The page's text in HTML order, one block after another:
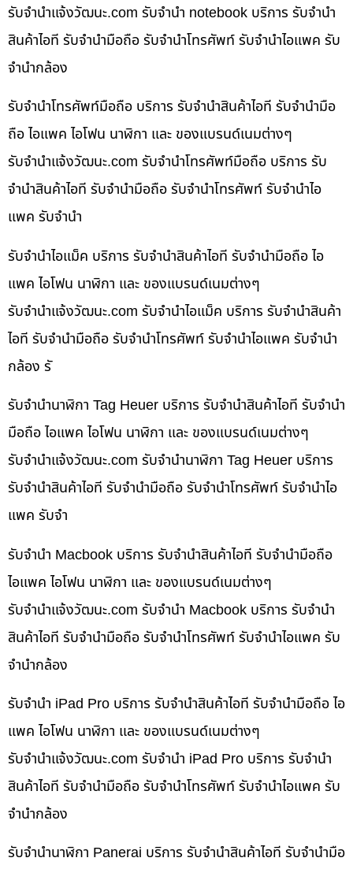
รับจํานําแจ้งวัฒนะ.com รับจำนำ notebook บริการ รับจำนำ
สินค้าไอที รับจำนำมือถือ รับจำนำโทรศัพท์ รับจำนำไอแพค รับ
จำนำกล้อง
รับจำนำโทรศัพท์มือถือ บริการ รับจำนำสินค้าไอที รับจำนำมือ
ถือ ไอแพค ไอโฟน นาฬิกา และ ของแบรนด์เนมต่างๆ
รับจํานําแจ้งวัฒนะ.com รับจำนำโทรศัพท์มือถือ บริการ รับ
จำนำสินค้าไอที รับจำนำมือถือ รับจำนำโทรศัพท์ รับจำนำไอ
แพค รับจำนำ
รับจำนำไอแม็ค บริการ รับจำนำสินค้าไอที รับจำนำมือถือ ไอ
แพค ไอโฟน นาฬิกา และ ของแบรนด์เนมต่างๆ
รับจํานําแจ้งวัฒนะ.com รับจำนำไอแม็ค บริการ รับจำนำสินค้า
ไอที รับจำนำมือถือ รับจำนำโทรศัพท์ รับจำนำไอแพค รับจำนำ
กล้อง รั
รับจำนำนาฬิกา Tag Heuer บริการ รับจำนำสินค้าไอที รับจำนำ
มือถือ ไอแพค ไอโฟน นาฬิกา และ ของแบรนด์เนมต่างๆ
รับจํานําแจ้งวัฒนะ.com รับจำนำนาฬิกา Tag Heuer บริการ
รับจำนำสินค้าไอที รับจำนำมือถือ รับจำนำโทรศัพท์ รับจำนำไอ
แพค รับจำ
รับจำนำ Macbook บริการ รับจำนำสินค้าไอที รับจำนำมือถือ
ไอแพค ไอโฟน นาฬิกา และ ของแบรนด์เนมต่างๆ
รับจํานําแจ้งวัฒนะ.com รับจำนำ Macbook บริการ รับจำนำ
สินค้าไอที รับจำนำมือถือ รับจำนำโทรศัพท์ รับจำนำไอแพค รับ
จำนำกล้อง
รับจำนำ iPad Pro บริการ รับจำนำสินค้าไอที รับจำนำมือถือ ไอ
แพค ไอโฟน นาฬิกา และ ของแบรนด์เนมต่างๆ
รับจํานําแจ้งวัฒนะ.com รับจำนำ iPad Pro บริการ รับจำนำ
สินค้าไอที รับจำนำมือถือ รับจำนำโทรศัพท์ รับจำนำไอแพค รับ
จำนำกล้อง
รับจำนำนาฬิกา Panerai บริการ รับจำนำสินค้าไอที รับจำนำมือ